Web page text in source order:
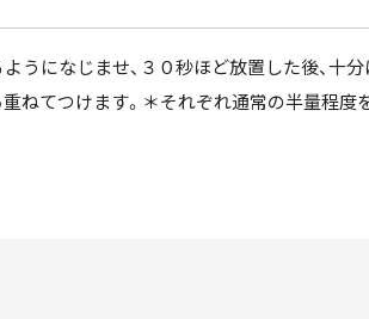
になじませ、３０秒ほど放置した後、十分
てつけます。＊それぞれ通常の半量程度